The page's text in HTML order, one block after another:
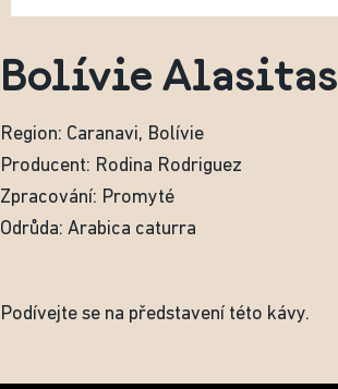
Bolívie Alasitas
Region: Caranavi, Bolívie
Producent: Rodina Rodriguez
Zpracování: Promyté
Odrůda: Arabica caturra
Podívejte se na představení této kávy.